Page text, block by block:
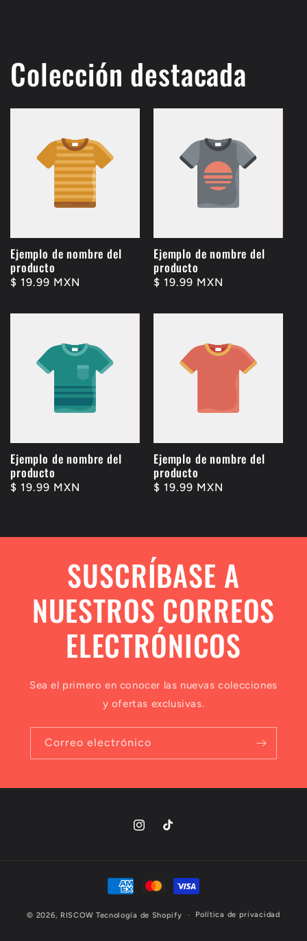
Colección destacada
Ejemplo de nombre del
producto
Precio
$ 19.99 MXN
Ejemplo de nombre del
producto
Precio
$ 19.99 MXN
Ejemplo de nombre del
producto
Precio
$ 19.99 MXN
Ejemplo de nombre del
producto
Precio
$ 19.99 MXN
SUSCRÍBASE A
NUESTROS CORREOS
ELECTRÓNICOS
Sea el primero en conocer las nuevas colecciones
y ofertas exclusivas.
Correo electrónico
InstagramTikTok
Formas
de
pago
© 2026, RISCOW Tecnología de Shopify Política de privacidad